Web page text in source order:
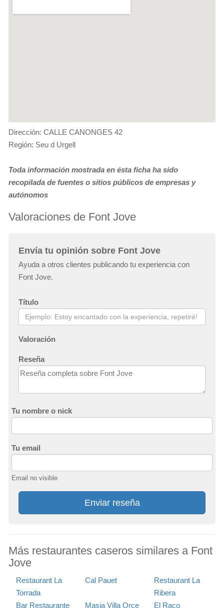
Dirección: CALLE CANONGES 42
Región: Seu d Urgell
Toda información mostrada en ésta ficha ha sido
recopilada de fuentes o sitios públicos de empresas y
autónomos
Valoraciones de Font Jove
Envía tu opinión sobre Font Jove
Ayuda a otros clientes publicando tu experiencia con
Font Jove.
Título
Valoración
Reseña
Tu nombre o nick
Tu email
Email no visible
Enviar reseña
Más restaurantes caseros similares a Font
Jove
Restaurant La
Torrada
Cal Pauet
Restaurant La
Ribera
Bar Restaurante
Masia Villa Orce
El Raco